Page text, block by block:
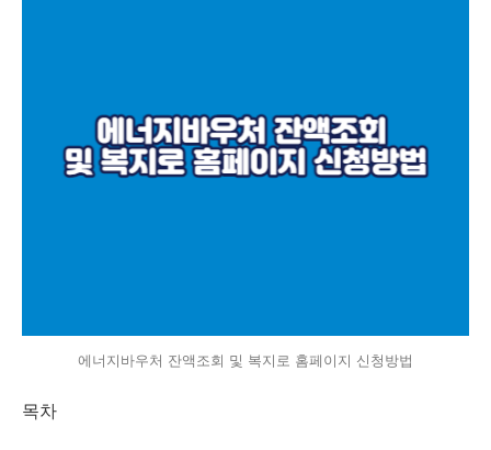
에너지바우처 잔액조회 및 복지로 홈페이지 신청방법
목차